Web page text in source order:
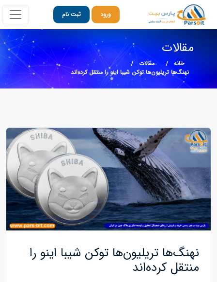
ورود ثبت نام
مقالات
خانه
مقالات
نهنگ‌ها تریلیون‌ها توکن شیبا اینو را منتقل کرده‌اند
نهنگ‌ها تریلیون‌ها توکن شیبا اینو را
منتقل کرده‌اند